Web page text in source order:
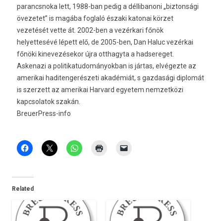
parancsnoka lett, 1988-ban pedig a déllibanoni „biztonsági
övezetet” is magába foglaló északi katonai körzet
vezetését vette át. 2002-ben a vezérkari főnök
helyettesévé lépett elő, de 2005-ben, Dan Haluc vezérkai
főnöki kinevezésekor újra otthagyta a hadsereget.
Askenazi a politikatudományokban is jártas, elvégezte az
amerikai haditengerészeti akadémiát, s gazdasági diplomát
is szerzett az amerikai Harvard egyetem nemzetközi
kapcsolatok szakán.
BreuerPress-info
Related